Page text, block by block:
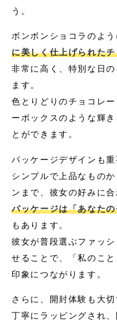
う。
ボンボンショコラのよう
に美しく仕上げられた
非常に高く、特別な日
ます。
色とりどりのチョコレ
ーボックスのような輝
とができます。
パッケージデザインも重
シンプルで上品なもの
ンまで、彼女の好みに
パッケージは「あなた
もあります。
彼女が普段選ぶファッ
せることで、「私のこ
印象につながります。
さらに、開封体験も大切
丁寧にラッピングされ